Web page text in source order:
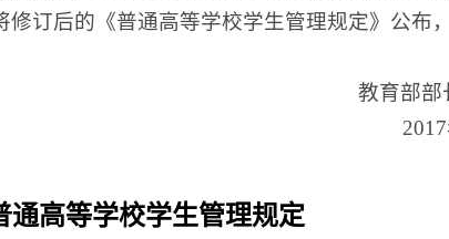
修订后的《普通高等学校学生管理规定》公布
教育部部
通高等学校学生管理规定